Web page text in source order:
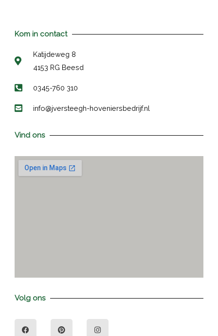
Kom in contact
Katijdeweg 8
4153 RG Beesd
0345-760 310
info@jversteegh-hoveniersbedrijf.nl
Vind ons
Volg ons
F
a
P
i
I
n